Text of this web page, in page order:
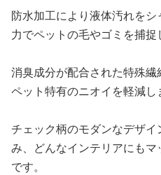
防水加工により液体汚れを
力でペットの毛やゴミを捕捉
消臭成分が配合された特殊
ペット特有のニオイを軽減し
チェック柄のモダンなデザ
み、どんなインテリアにも
です。